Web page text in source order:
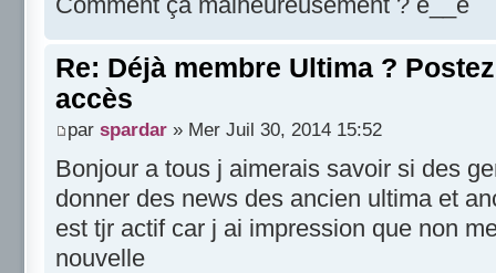
Re: Déjà membre Ultima ?
accès
par spardar » Mer Juil 30, 2014 15:52
Bonjour a tous j aimerais savoir si des
donner des news des ancien ultima et
est tjr actif car j ai impression que non
nouvelle